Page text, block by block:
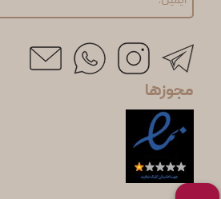
مجوزها